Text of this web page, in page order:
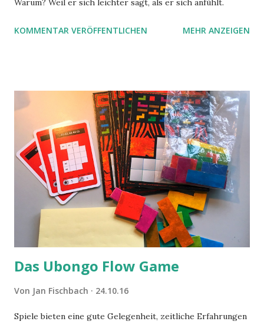
Warum? Weil er sich leichter sagt, als er sich anfühlt.
KOMMENTAR VERÖFFENTLICHEN MEHR ANZEIGEN
Das Ubongo Flow Game
Von Jan Fischbach 24.10.16
Spiele bieten eine gute Gelegenheit, zeitliche Erfahrungen